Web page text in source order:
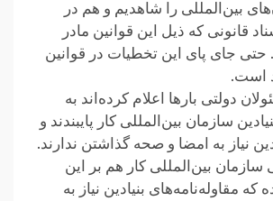
بین‌المللی را شاهدیم و هم در
قانونی که ذیل این قوانین مادر
جای پای این تخطیات در قوانین
است.
دولتی بار‌ها اعلام کرده‌اند به
سازمان بین‌المللی کار پایبندند و
نیاز به امضا و صحه گذاشتن ندارند.
بین‌المللی کار هم بر این
مقاوله‌نامه‌های بنیادین نیاز به